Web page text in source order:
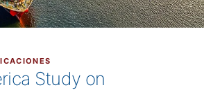
Study on